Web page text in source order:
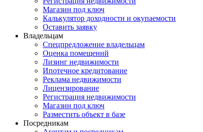
Магазин под ключ
Калькулятор доходности и окупаемости
Оставить заявку
Владельцам
Спецпредложение владельцам
Оценка помещений
Лизинг недвижимости
Ипотечное кредитование
Реклама недвижимости
Лицензирование
Регистрация недвижимости
Магазин под ключ
Разместить объект в базе
Посредникам